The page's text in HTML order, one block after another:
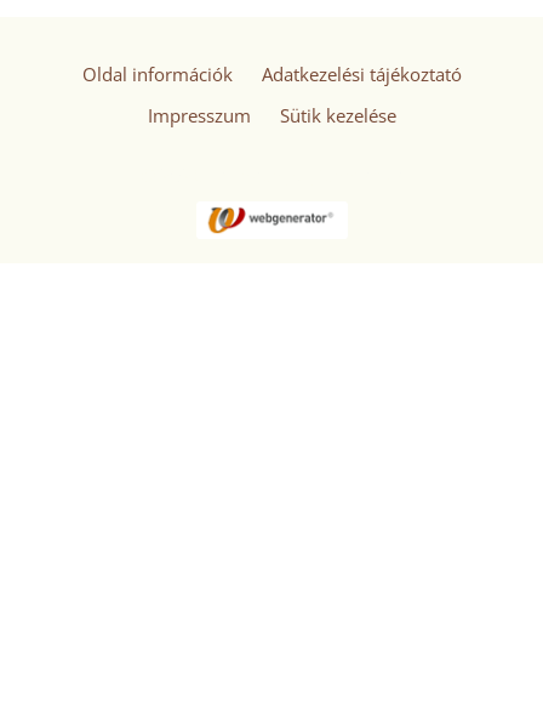
Oldal információk
Adatkezelési tájékoztató
Impresszum
Sütik kezelése